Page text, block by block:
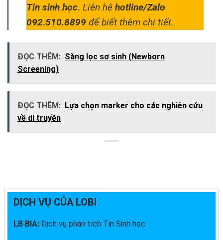
Tin sinh học. Liên hệ hotline/Zalo
092.510.8899 để biết thêm chi tiết.
ĐỌC THÊM: Sàng lọc sơ sinh (Newborn
Screening)
ĐỌC THÊM: Lựa chọn marker cho các nghiên cứu
về di truyền
DỊCH VỤ CỦA LOBI
LB·BIA: Dịch vụ phân tích Tin Sinh học